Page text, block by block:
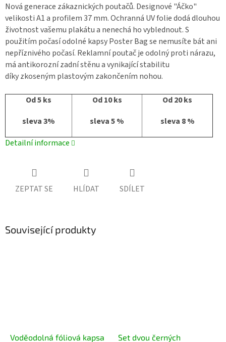
Nová generace zákaznických poutačů. Designové "Áčko"
velikosti A1 a profilem 37 mm. Ochranná UV folie dodá dlouhou
životnost vašemu plakátu a nenechá ho vyblednout. S
použitím počasí odolné kapsy Poster Bag se nemusíte bát ani
nepříznivého počasí. Reklamní poutač je odolný proti nárazu,
má antikorozní zadní stěnu a vynikající stabilitu
díky zkoseným plastovým zakončením nohou.
Od 5 ks
sleva 3%
Od 10 ks
sleva 5 %
Od 20 ks
sleva 8 %
Detailní informace
ZEPTAT SE HLÍDAT SDÍLET
Související produkty
Voděodolná fóliová kapsa Set dvou černých